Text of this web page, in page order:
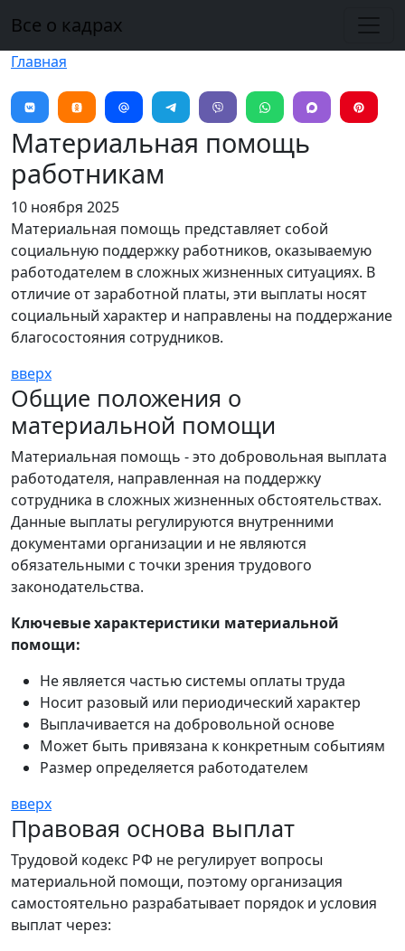
Все о кадрах
Главная
Материальная помощь
работникам
10 ноября 2025
Материальная помощь представляет собой
социальную поддержку работников, оказываемую
работодателем в сложных жизненных ситуациях. В
отличие от заработной платы, эти выплаты носят
социальный характер и направлены на поддержание
благосостояния сотрудников.
вверх
Общие положения о
материальной помощи
Материальная помощь - это добровольная выплата
работодателя, направленная на поддержку
сотрудника в сложных жизненных обстоятельствах.
Данные выплаты регулируются внутренними
документами организации и не являются
обязательными с точки зрения трудового
законодательства.
Ключевые характеристики материальной
помощи:
Не является частью системы оплаты труда
Носит разовый или периодический характер
Выплачивается на добровольной основе
Может быть привязана к конкретным событиям
Размер определяется работодателем
вверх
Правовая основа выплат
Трудовой кодекс РФ не регулирует вопросы
материальной помощи, поэтому организация
самостоятельно разрабатывает порядок и условия
выплат через: